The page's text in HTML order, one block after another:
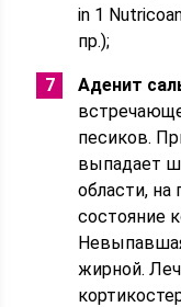
in 1
пр.);
Аденит
песиков.
выпадает
области, на
состояние
жирной.